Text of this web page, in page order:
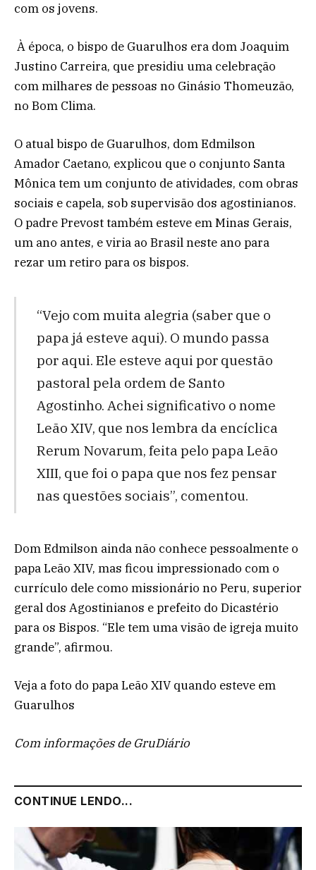
com os jovens.
À época, o bispo de Guarulhos era dom Joaquim
Justino Carreira, que presidiu uma celebração
com milhares de pessoas no Ginásio Thomeuzão,
no Bom Clima.
O atual bispo de Guarulhos, dom Edmilson
Amador Caetano, explicou que o conjunto Santa
Mônica tem um conjunto de atividades, com obras
sociais e capela, sob supervisão dos agostinianos.
O padre Prevost também esteve em Minas Gerais,
um ano antes, e viria ao Brasil neste ano para
rezar um retiro para os bispos.
“Vejo com muita alegria (saber que o
papa já esteve aqui). O mundo passa
por aqui. Ele esteve aqui por questão
pastoral pela ordem de Santo
Agostinho. Achei significativo o nome
Leão XIV, que nos lembra da encíclica
Rerum Novarum, feita pelo papa Leão
XIII, que foi o papa que nos fez pensar
nas questões sociais”, comentou.
Dom Edmilson ainda não conhece pessoalmente o
papa Leão XIV, mas ficou impressionado com o
currículo dele como missionário no Peru, superior
geral dos Agostinianos e prefeito do Dicastério
para os Bispos. “Ele tem uma visão de igreja muito
grande”, afirmou.
Veja a foto do papa Leão XIV quando esteve em
Guarulhos
Com informações de GruDiário
CONTINUE LENDO...